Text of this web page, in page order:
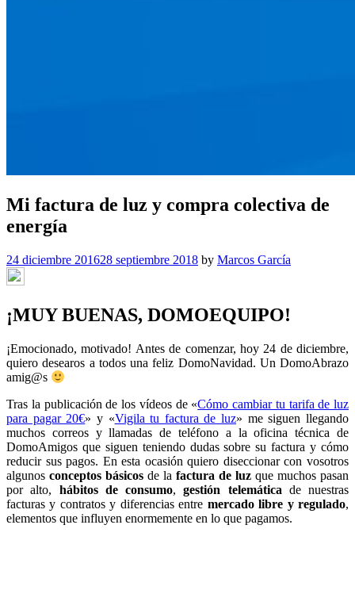
Mi factura de luz y compra colectiva de
energía
24 diciembre 201628 septiembre 2018 by Marcos García
¡MUY BUENAS, DOMOEQUIPO!
¡Emocionado, motivado! Antes de comenzar, hoy 24 de diciembre,
quiero desearos a todos una feliz DomoNavidad. Un DomoAbrazo
amig@s
Tras la publicación de los vídeos de «Cómo cambiar tu tarifa de luz
para pagar 20€» y «Vigila tu factura de luz» me siguen llegando
muchos correos y llamadas de teléfono a la oficina técnica de
DomoAmigos que siguen teniendo dudas sobre su factura y cómo
reducir sus pagos. En esta ocasión quiero diseccionar con vosotros
algunos conceptos básicos de la factura de luz que muchos pasan
por alto, hábitos de consumo, gestión telemática de nuestras
facturas y contratos y diferencias entre mercado libre y regulado,
elementos que influyen enormemente en lo que pagamos.